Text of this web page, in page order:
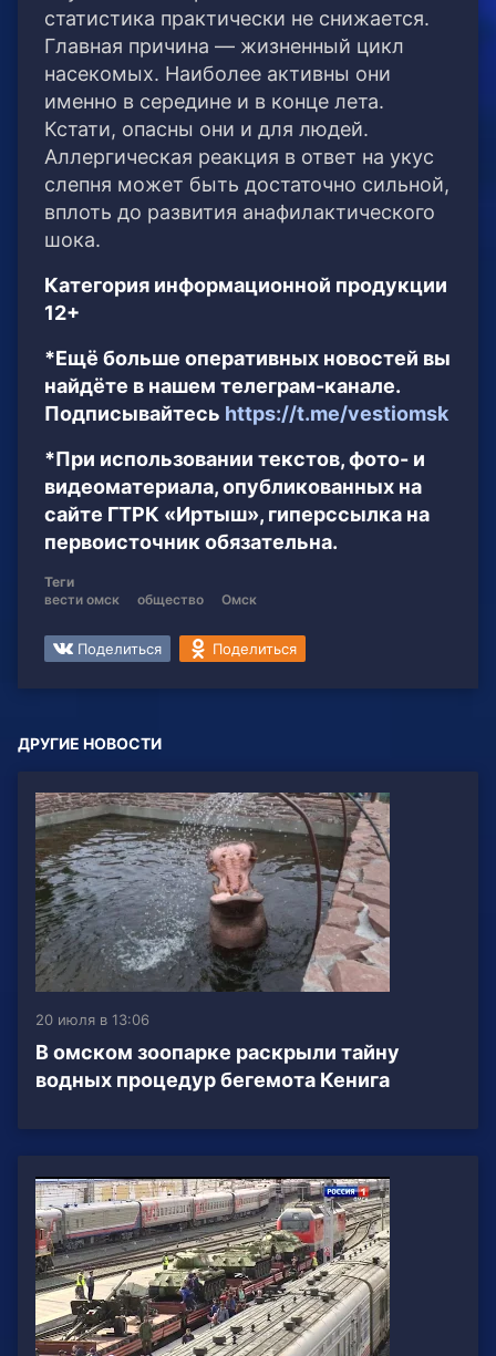
статистика практически не снижается.
Главная причина — жизненный цикл
насекомых. Наиболее активны они
именно в середине и в конце лета.
Кстати, опасны они и для людей.
Аллергическая реакция в ответ на укус
слепня может быть достаточно сильной,
вплоть до развития анафилактического
шока.
Категория информационной продукции
12+
*Ещё больше оперативных новостей вы
найдёте в нашем телеграм-канале.
Подписывайтесь https://t.me/vestiomsk
*При использовании текстов, фото- и
видеоматериала, опубликованных на
сайте ГТРК «Иртыш», гиперссылка на
первоисточник обязательна.
Теги
вести омск
общество Омск
Поделиться Поделиться
ДРУГИЕ НОВОСТИ
20 июля в 13:06
В омском зоопарке раскрыли тайну
водных процедур бегемота Кенига